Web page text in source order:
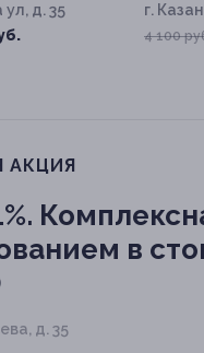
ул, д. 35
г.
25
4 100
АКЦИЯ
в
д. 35